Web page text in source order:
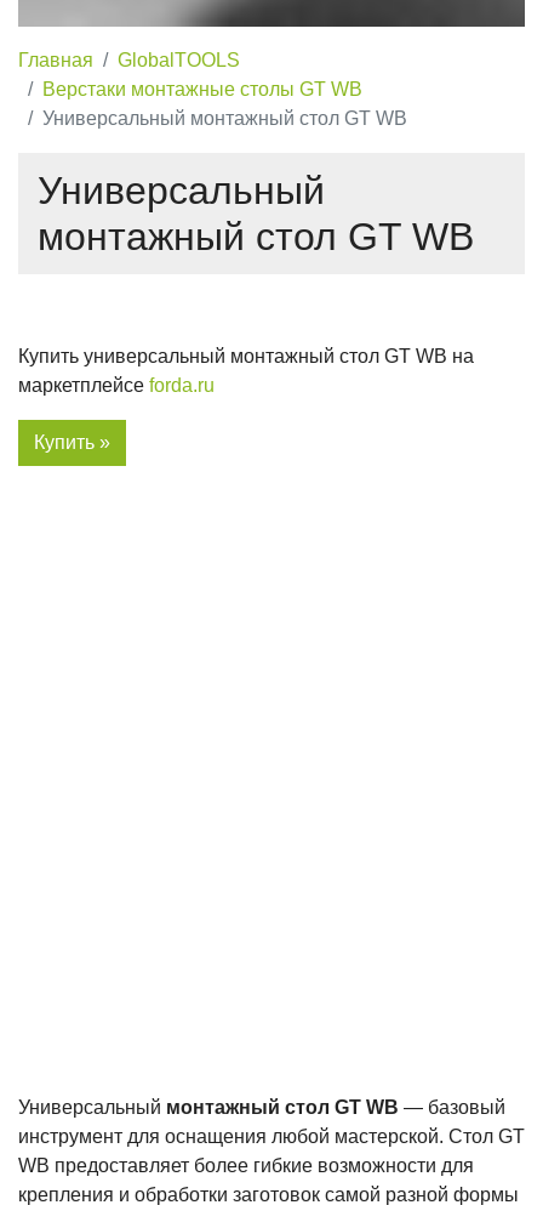
Главная
GlobalTOOLS
Верстаки монтажные столы GT WB
Универсальный монтажный стол GT WB
Универсальный
монтажный стол GT WB
Купить универсальный монтажный стол GT WB на
маркетплейсе forda.ru
Купить »
Универсальный монтажный стол GT WB — базовый
инструмент для оснащения любой мастерской. Стол GT
WB предоставляет более гибкие возможности для
крепления и обработки заготовок самой разной формы